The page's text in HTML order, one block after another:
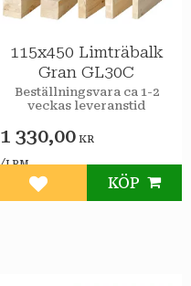
115x450 Limträbalk
Gran GL30C
Beställningsvara ca 1-2
veckas leveranstid
1 330,00 KR
/LPM
Lägg till i favoriter
KÖP